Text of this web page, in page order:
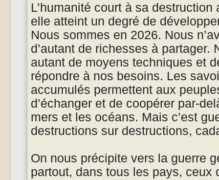
L’humanité court à sa
elle atteint un degré de
Nous sommes en 2026. Nous
d’autant de richesses à partager.
autant de moyens techniques et
répondre à nos besoins. Les
accumulés permettent aux
d’échanger et de coopérer par-
mers et les océans. Mais c’est
destructions sur destructions,
On nous précipite vers la guerre
partout, dans tous les pays, ceux